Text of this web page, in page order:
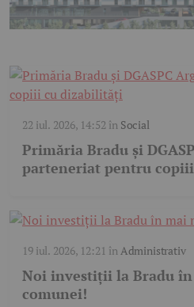
22 iul. 2026, 14:52 în Social
Primăria Bradu și
parteneriat pentru
19 iul. 2026, 12:21 înAdministrativ
Noi investiții la Bradu
comunei!